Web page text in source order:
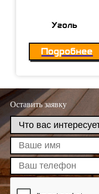
Уголь
Подробнее
Оставить заявку